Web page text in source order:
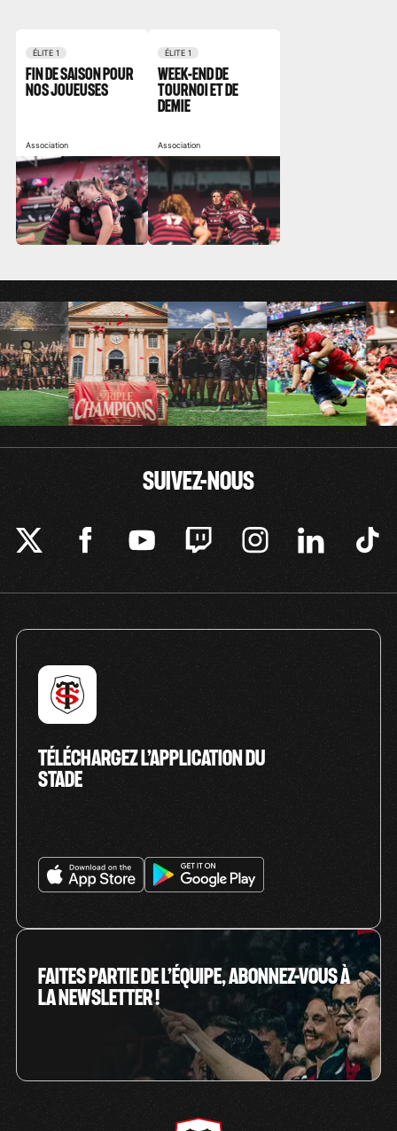
ÉLITE 1
FIN DE SAISON POUR
NOS JOUEUSES
Association
ÉLITE 1
WEEK-END DE
TOURNOI ET DE
DEMIE
Association
SUIVEZ-NOUS
TÉLÉCHARGEZ L’APPLICATION DU
STADE
FAITES PARTIE DE L’ÉQUIPE, ABONNEZ-VOUS À
LA NEWSLETTER !